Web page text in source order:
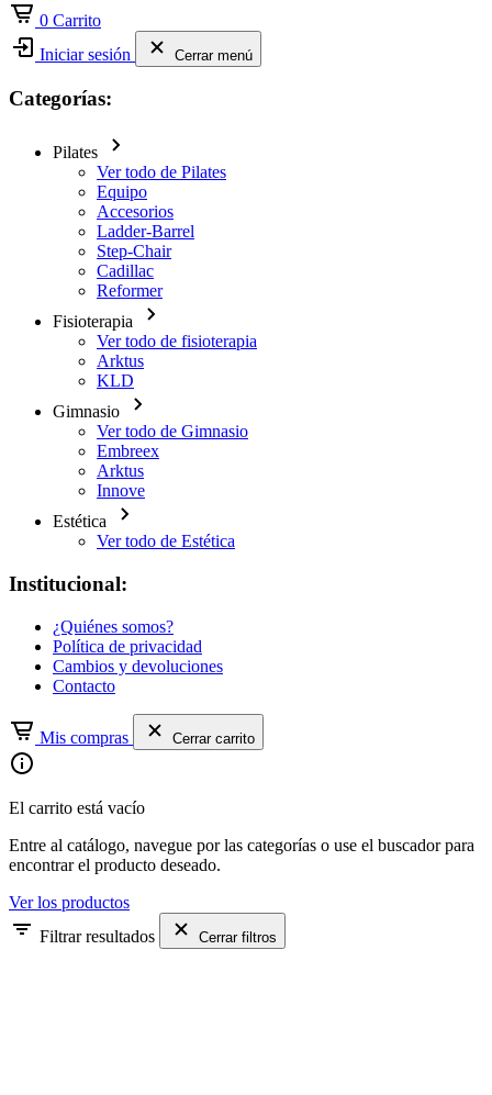
0 Carrito
Iniciar sesión
Cerrar menú
Categorías:
Pilates
Ver todo de Pilates
Equipo
Accesorios
Ladder-Barrel
Step-Chair
Cadillac
Reformer
Fisioterapia
Ver todo de fisioterapia
Arktus
KLD
Gimnasio
Ver todo de Gimnasio
Embreex
Arktus
Innove
Estética
Ver todo de Estética
Institucional:
¿Quiénes somos?
Política de privacidad
Cambios y devoluciones
Contacto
Mis compras Cerrar carrito
El carrito está vacío
Entre al catálogo, navegue por las categorías o use el buscador para
encontrar el producto deseado.
Ver los productos
Filtrar resultados
Cerrar filtros